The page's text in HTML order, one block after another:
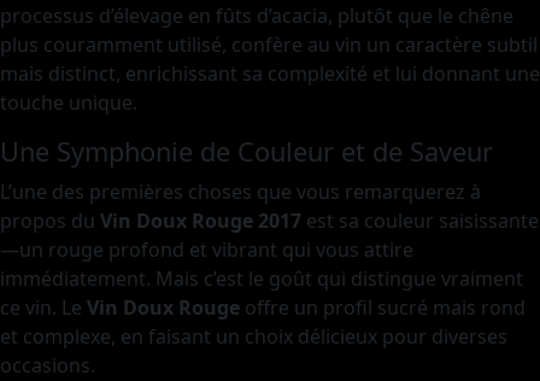
processus d’élevage en fûts d’acacia, plutôt que le chêne
plus couramment utilisé, confère au vin un caractère subtil
mais distinct, enrichissant sa complexité et lui donnant une
touche unique.
Une Symphonie de Couleur et de Saveur
L’une des premières choses que vous remarquerez à
propos du Vin Doux Rouge 2017 est sa couleur saisissante
—un rouge profond et vibrant qui vous attire
immédiatement. Mais c’est le goût qui distingue vraiment
ce vin. Le Vin Doux Rouge offre un profil sucré mais rond
et complexe, en faisant un choix délicieux pour diverses
occasions.